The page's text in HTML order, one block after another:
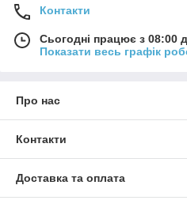
Контакти
Сьогодні працює з 08:00
Показати весь графік
Про нас
Контакти
Доставка та оплата